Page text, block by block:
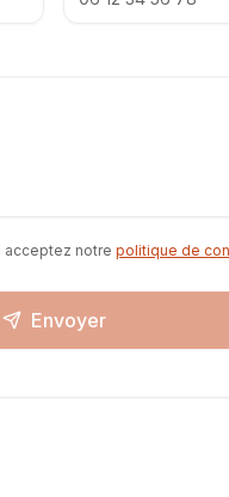
acceptez notre politique de
Envoyer